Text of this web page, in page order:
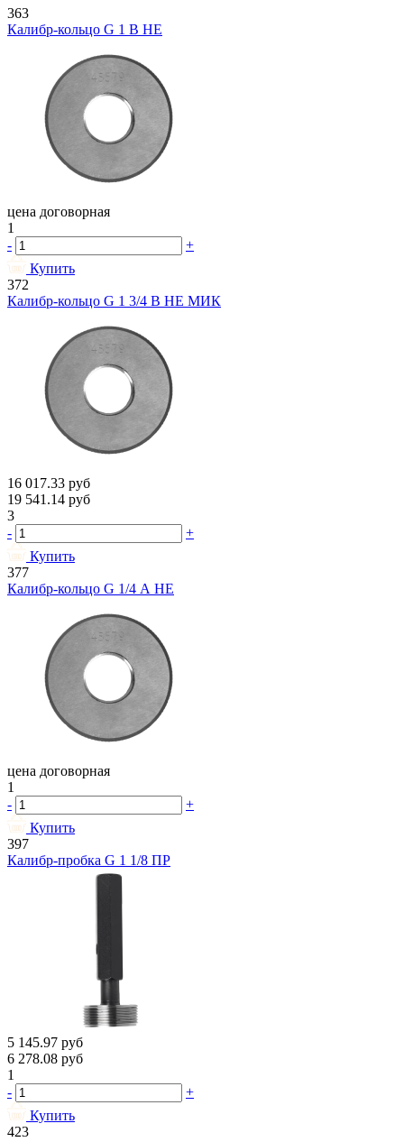
363
Калибр-кольцо G 1 В НЕ
цена договорная
1
-
+
Купить
372
Калибр-кольцо G 1 3/4 В НЕ МИК
16 017.33 руб
19 541.14 руб
3
-
+
Купить
377
Калибр-кольцо G 1/4 А НЕ
цена договорная
1
-
+
Купить
397
Калибр-пробка G 1 1/8 ПР
5 145.97 руб
6 278.08 руб
1
-
+
Купить
423